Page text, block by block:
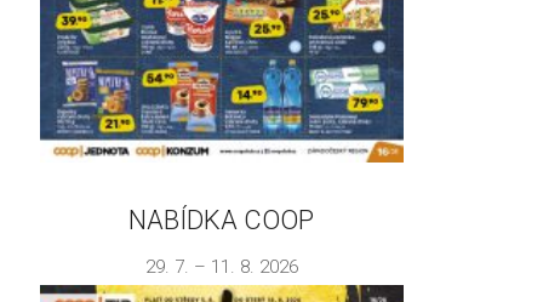
NABÍDKA COOP
29. 7. – 11. 8. 2026